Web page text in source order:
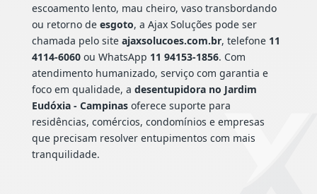
escoamento lento, mau cheiro, vaso transbordando
ou retorno de esgoto, a Ajax Soluções pode ser
chamada pelo site ajaxsolucoes.com.br, telefone 11
4114-6060ou WhatsApp 11 94153-1856. Com
atendimento humanizado, serviço com garantia e
foco em qualidade, a desentupidora no Jardim
Eudóxia - Campinasoferece suporte para
residências, comércios, condomínios e empresas
que precisam resolver entupimentos com mais
tranquilidade.